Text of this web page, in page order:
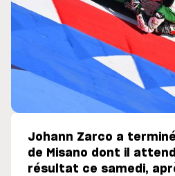
Johann Zarco a
de Misano dont il
résultat ce samedi,